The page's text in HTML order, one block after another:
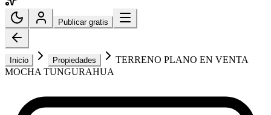
Publicar gratis
Inicio Propiedades
TERRENO PLANO EN VENTA
MOCHA TUNGURAHUA